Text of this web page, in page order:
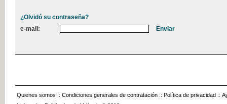
¿Olvidó su contraseña?
e-mail:
Quienes somos :: Condiciones generales de contratación :: Política de privacidad ::